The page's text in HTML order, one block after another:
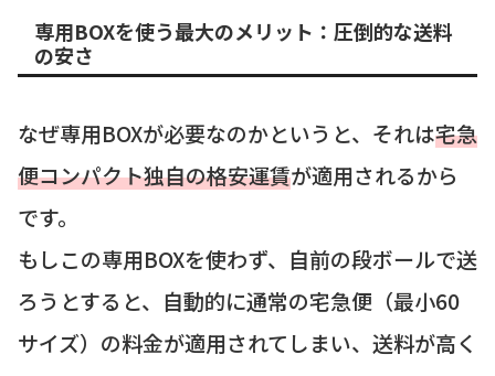
専用BOXを使う最大のメリット：圧倒的な送料
の安さ
なぜ専用BOXが必要なのかというと、それは宅急
便コンパクト独自の格安運賃が適用されるから
です。
もしこの専用BOXを使わず、自前の段ボールで送
ろうとすると、自動的に通常の宅急便（最小60
サイズ）の料金が適用されてしまい、送料が高く